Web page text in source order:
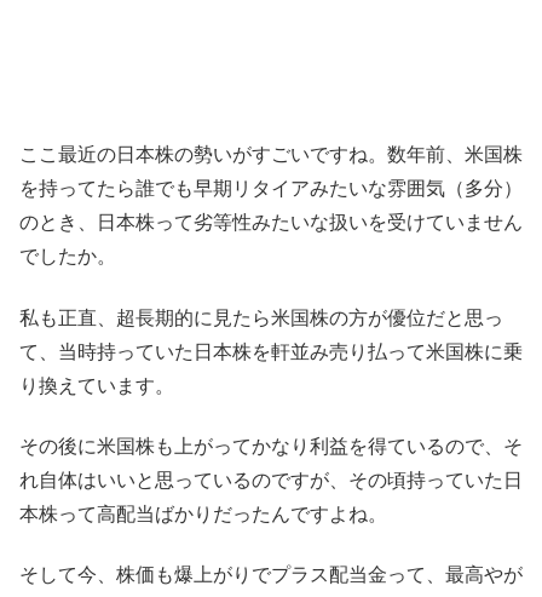
ここ最近の日本株の勢いがすごいですね。数年前、米国株
を持ってたら誰でも早期リタイアみたいな雰囲気（多分）
のとき、日本株って劣等性みたいな扱いを受けていません
でしたか。
私も正直、超長期的に見たら米国株の方が優位だと思っ
て、当時持っていた日本株を軒並み売り払って米国株に乗
り換えています。
その後に米国株も上がってかなり利益を得ているので、そ
れ自体はいいと思っているのですが、その頃持っていた日
本株って高配当ばかりだったんですよね。
そして今、株価も爆上がりでプラス配当金って、最高やが